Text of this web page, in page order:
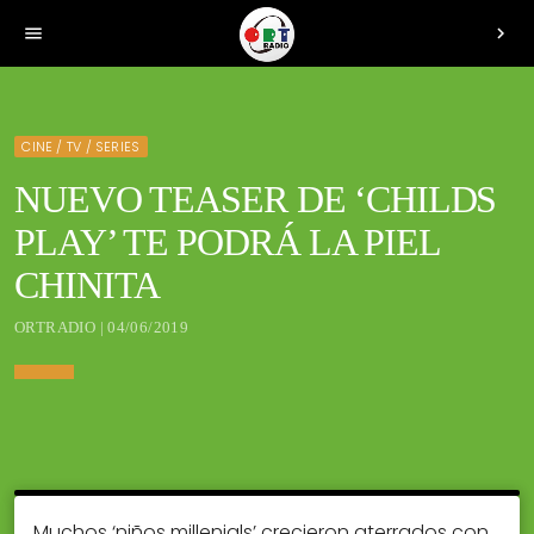
menu chevron_right
CINE / TV / SERIES
NUEVO TEASER DE ‘CHILDS
PLAY’ TE PODRÁ LA PIEL
CHINITA
ORTRADIO | 04/06/2019